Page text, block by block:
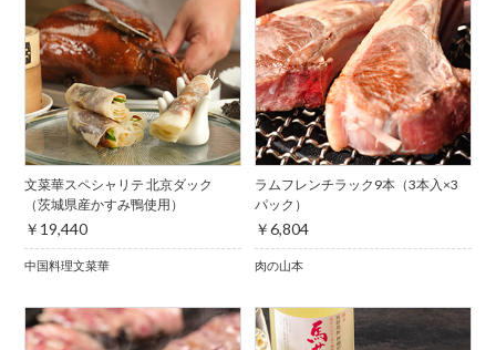
文菜華スペシャリテ 北京ダック
（茨城県産かすみ鴨使用）
￥19,440
中国料理文菜華
ラムフレンチラック9本（3本入×3
パック）
￥6,804
肉の山本